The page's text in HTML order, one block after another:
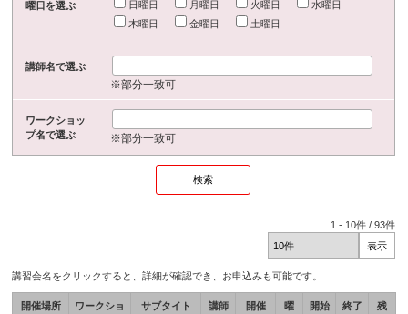
曜日を選ぶ 日曜日 月曜日 火曜日
水曜日
木曜日
金曜日 土曜日
講師名で選ぶ
※部分一致可
ワークショッ
プ名で選ぶ
※部分一致可
1 - 10件 /93件
講習会名をクリックすると、詳細が確認でき、お申込みも可能です。
開催場所
ワークショ
サブタイト
講師
開催
曜
開始
終了
残